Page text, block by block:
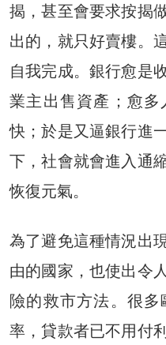
揭，甚至會要求按揭
出的，就只好賣樓。
自我完成。銀行愈是
業主出售資產；愈
快；於是又逼銀行進
下，社會就會進入通
恢復元氣。
為了避免這種情況出
由的國家，也使出令
險的救市方法。很
率，貸款者已不用付